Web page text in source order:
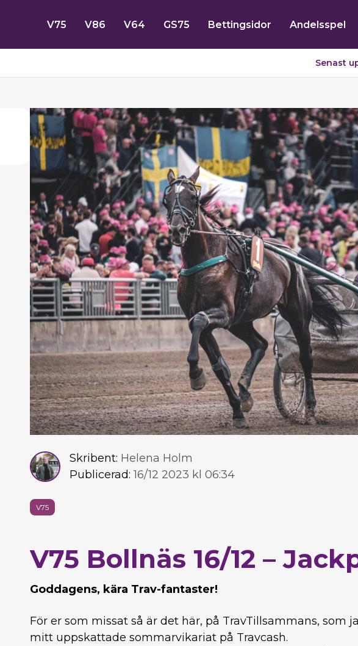
V75 V86 V64 GS75 Bettingsidor Andelsspel
Senast
Skribent: Helena Holm
Publicerad: 16/12 2023 kl 06:34
V75
V75 Bollnäs 16/12 –
Goddagens, kära Trav-fantaster!
För er som missat så är det här, på TravTillsammans, som
mitt uppskattade sommarvikariat på Travcash.